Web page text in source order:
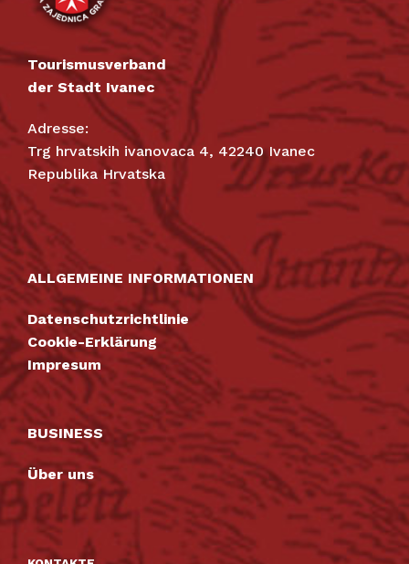
Tourismusverband
der Stadt Ivanec
Adresse:
Trg hrvatskih ivanovaca 4, 42240 Ivanec
Republika Hrvatska
ALLGEMEINE INFORMATIONEN
Datenschutzrichtlinie
Cookie-Erklärung
Impresum
BUSINESS
Über uns